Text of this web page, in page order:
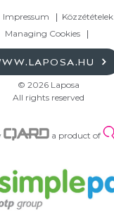
Impressum Közzétételek
Managing Cookies
© 2026 Laposa
All rights reserved
a product of